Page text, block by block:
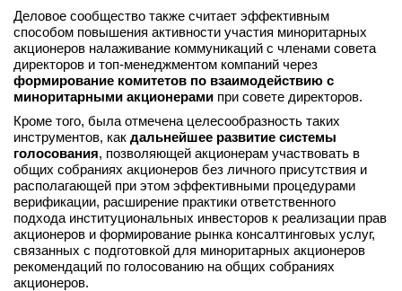
Вход
Деловое сообщество также считает эффективным
способом повышения активности участия миноритарных
акционеров налаживание коммуникаций с членами совета
директоров и топ-менеджментом компаний через
формирование комитетов по взаимодействию с
миноритарными акционерами при совете директоров.
Кроме того, была отмечена целесообразность таких
инструментов, как дальнейшее развитие системы
голосования, позволяющей акционерам участвовать в
общих собраниях акционеров без личного присутствия и
располагающей при этом эффективными процедурами
верификации, расширение практики ответственного
подхода институциональных инвесторов к реализации прав
акционеров и формирование рынка консалтинговых услуг,
связанных с подготовкой для миноритарных акционеров
рекомендаций по голосованию на общих собраниях
акционеров.